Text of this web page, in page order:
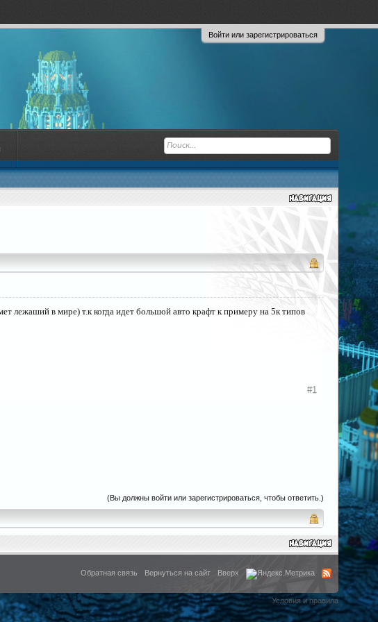
Войти или зарегистрироваться
лежаший в мире) т.к когда идет большой авто крафт к примеру на 5к типов
#1
(Вы должны войти или зарегистрироваться, чтобы ответить.)
Обратная связь Вернуться на сайт Вверх
Условия и правила